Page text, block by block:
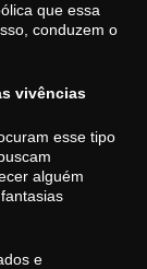
que essa
conduzem o
vivências
esse tipo
alguém
e